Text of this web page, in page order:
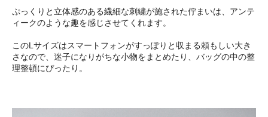
ぷっくりと立体感のある繊細な刺繍が施された佇まいは、アンテ
ィークのような趣を感じさせてくれます。
このLサイズはスマートフォンがすっぽりと収まる頼もしい大き
さなので、迷子になりがちな小物をまとめたり、バッグの中の整
理整頓にぴったり。